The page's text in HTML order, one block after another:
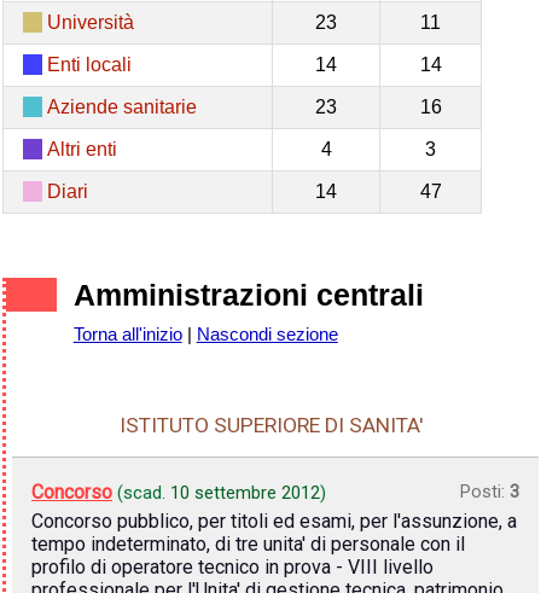
Università 23 11
Enti locali 14 14
Aziende sanitarie 23 16
Altri enti 4 3
Diari 14 47
Amministrazioni centrali
Torna all'inizio| Nascondi sezione
ISTITUTO SUPERIORE DI SANITA'
Concorso (scad. 10 settembre 2012) Posti: 3
Concorso pubblico, per titoli ed esami, per l'assunzione, a
tempo indeterminato, di tre unita' di personale con il
profilo di operatore tecnico in prova - VIII livello